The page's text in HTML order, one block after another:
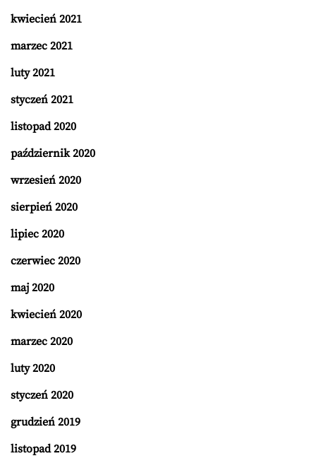
kwiecień 2021
marzec 2021
luty 2021
styczeń 2021
listopad 2020
październik 2020
wrzesień 2020
sierpień 2020
lipiec 2020
czerwiec 2020
maj 2020
kwiecień 2020
marzec 2020
luty 2020
styczeń 2020
grudzień 2019
listopad 2019